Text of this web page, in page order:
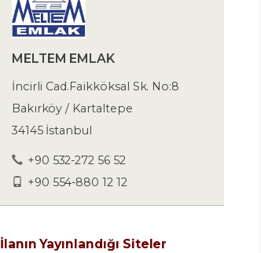
MELTEM EMLAK
İncirli Cad.Faikköksal Sk. No:8
Bakırköy / Kartaltepe
34145 İstanbul
+90 532-272 56 52
+90 554-880 12 12
İlanın Yayınlandığı Siteler